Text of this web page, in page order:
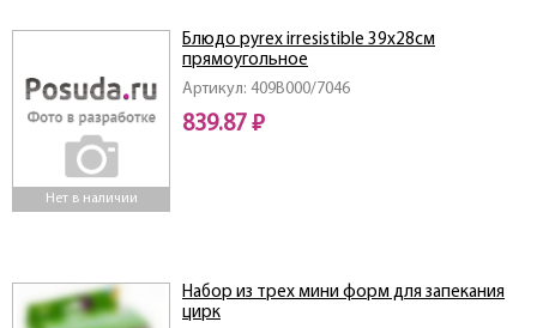
Нет в наличии
Артикул: 409B000/7046
Блюдо pyrex irresistible 39х28см
прямоугольное
839.87 ₽
Набор из трех мини форм для запекания
цирк